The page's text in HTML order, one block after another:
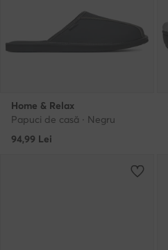
Home & Relax
Papuci de casă · Negru
94,99 Lei